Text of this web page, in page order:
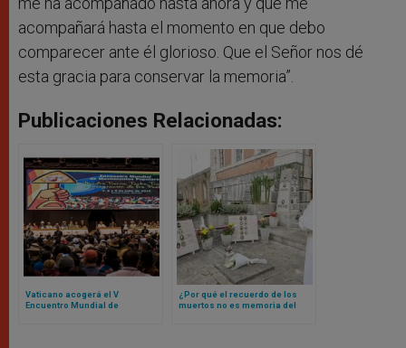
acompañará hasta el momento en que debo
comparecer ante él glorioso. Que el Señor nos dé
esta gracia para conservar la memoria”.
Publicaciones Relacionadas:
Vaticano acogerá el V
Encuentro Mundial de
¿Por qué el recuerdo de los
muertos no es memoria del